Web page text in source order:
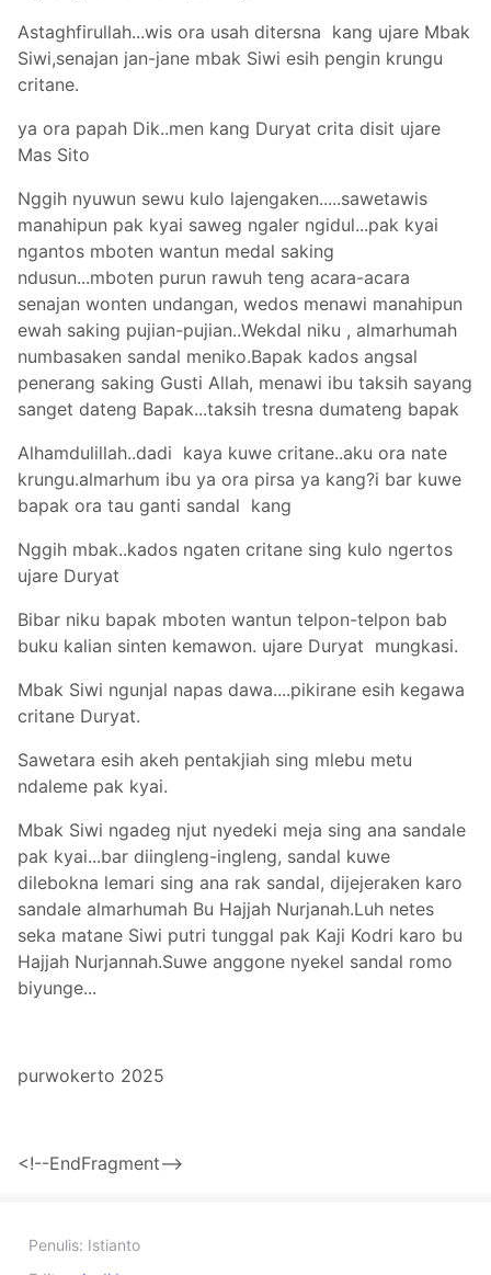
Astaghfirullah...wis ora usah ditersna kang ujare Mbak
Siwi,senajan jan-jane mbak Siwi esih pengin krungu
critane.
ya ora papah Dik..men kang Duryat crita disit ujare
Mas Sito
Nggih nyuwun sewu kulo lajengaken.....sawetawis
manahipun pak kyai saweg ngaler ngidul...pak kyai
ngantos mboten wantun medal saking
ndusun...mboten purun rawuh teng acara-acara
senajan wonten undangan, wedos menawi manahipun
ewah saking pujian-pujian..Wekdal niku , almarhumah
numbasaken sandal meniko.Bapak kados angsal
penerang saking Gusti Allah, menawi ibu taksih sayang
sanget dateng Bapak...taksih tresna dumateng bapak
Alhamdulillah..dadi kaya kuwe critane..aku ora nate
krungu.almarhum ibu ya ora pirsa ya kang?i bar kuwe
bapak ora tau ganti sandal kang
Nggih mbak..kados ngaten critane sing kulo ngertos
ujare Duryat
Bibar niku bapak mboten wantun telpon-telpon bab
buku kalian sinten kemawon. ujare Duryat mungkasi.
Mbak Siwi ngunjal napas dawa....pikirane esih kegawa
critane Duryat.
Sawetara esih akeh pentakjiah sing mlebu metu
ndaleme pak kyai.
Mbak Siwi ngadeg njut nyedeki meja sing ana sandale
pak kyai...bar diingleng-ingleng, sandal kuwe
dilebokna lemari sing ana rak sandal, dijejeraken karo
sandale almarhumah Bu Hajjah Nurjanah.Luh netes
seka matane Siwi putri tunggal pak Kaji Kodri karo bu
Hajjah Nurjannah.Suwe anggone nyekel sandal romo
biyunge...
purwokerto 2025
<!--EndFragment-->
Penulis: Istianto